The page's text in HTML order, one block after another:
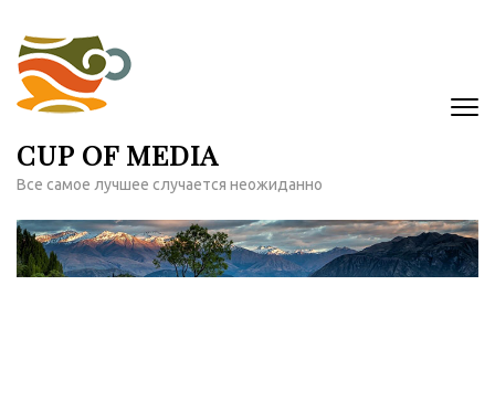
содержимому
(нажмите
Enter)
CUP OF MEDIA
Все самое лучшее случается неожиданно